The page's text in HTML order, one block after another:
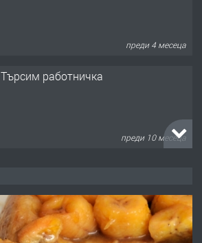
преди 4 месеца
Търсим работничка
преди 10 месеца
преди 1 година